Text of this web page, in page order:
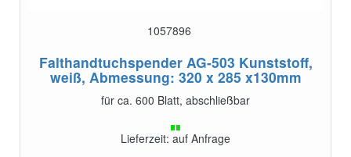
1057896
Falthandtuchspender AG-503 Kunststoff,
weiß, Abmessung: 320 x 285 x130mm
für ca. 600 Blatt, abschließbar
Lieferzeit: auf Anfrage